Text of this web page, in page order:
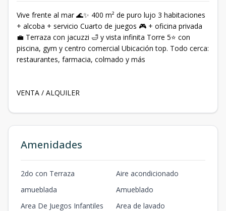
Vive frente al mar 🌊✨ 400 m² de puro lujo 3 habitaciones
+ alcoba + servicio Cuarto de juegos 🎮 + oficina privada
💼 Terraza con jacuzzi 🛁 y vista infinita Torre 5⭐ con
piscina, gym y centro comercial Ubicación top. Todo cerca:
restaurantes, farmacia, colmado y más
VENTA / ALQUILER
Amenidades
2do con Terraza
Aire acondicionado
amueblada
Amueblado
Area De Juegos Infantiles
Area de lavado